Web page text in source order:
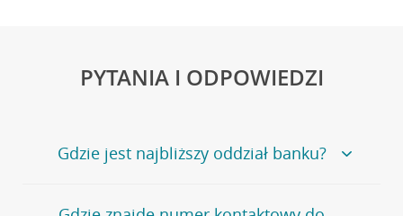
PYTANIA I ODPOWIEDZI
Gdzie jest najbliższy oddział banku?
Jeśli szukasz oddziału naszego banku, zapraszamy na